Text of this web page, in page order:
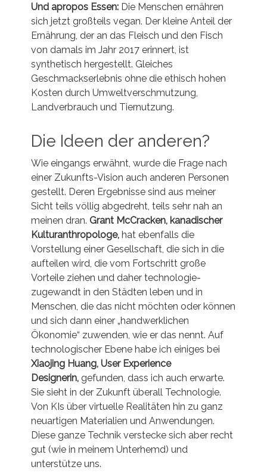
Und apropos Essen: Die Menschen ernähren
sich jetzt großteils vegan. Der kleine Anteil der
Ernährung, der an das Fleisch und den Fisch
von damals im Jahr 2017 erinnert, ist
synthetisch hergestellt. Gleiches
Geschmackserlebnis ohne die ethisch hohen
Kosten durch Umweltverschmutzung,
Landverbrauch und Tiernutzung.
Die Ideen der anderen?
Wie eingangs erwähnt, wurde die Frage nach
einer Zukunfts-Vision auch anderen Personen
gestellt. Deren Ergebnisse sind aus meiner
Sicht teils völlig abgedreht, teils sehr nah an
meinen dran.Grant McCracken, kanadischer
Kulturanthropologe, hat ebenfalls die
Vorstellung einer Gesellschaft, die sich in die
aufteilen wird, die vom Fortschritt große
Vorteile ziehen und daher technologie-
zugewandt in den Städten leben und in
Menschen, die das nicht möchten oder können
und sich dann einer „handwerklichen
Ökonomie“ zuwenden, wie er das nennt. Auf
technologischer Ebene habe ich einiges bei
Xiaojing Huang, User Experience
Designerin, gefunden, dass ich auch erwarte.
Sie sieht in der Zukunft überall Technologie.
Von KIs über virtuelle Realitäten hin zu ganz
neuartigen Materialien und Anwendungen.
Diese ganze Technik verstecke sich aber recht
gut (wie in meinem Unterhemd) und
unterstütze uns.